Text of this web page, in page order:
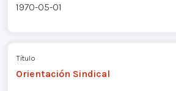
1970-05-01
Título
Orientación Sindical